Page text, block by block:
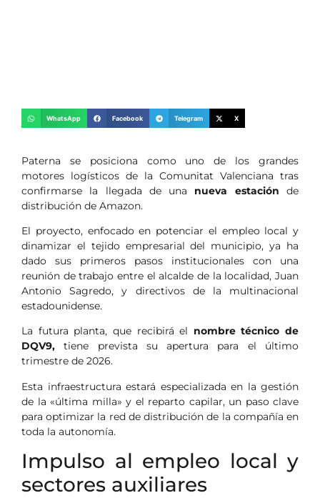
WhatsApp Facebook Telegram X
Paterna se posiciona como uno de los grandes
motores logísticos de la Comunitat Valenciana tras
confirmarse la llegada de una nueva estación de
distribución de Amazon.
El proyecto, enfocado en potenciar el empleo local y
dinamizar el tejido empresarial del municipio, ya ha
dado sus primeros pasos institucionales con una
reunión de trabajo entre el alcalde de la localidad, Juan
Antonio Sagredo, y directivos de la multinacional
estadounidense.
La futura planta, que recibirá el nombre técnico de
DQV9, tiene prevista su apertura para el último
trimestre de 2026.
Esta infraestructura estará especializada en la gestión
de la «última milla» y el reparto capilar, un paso clave
para optimizar la red de distribución de la compañía en
toda la autonomía.
Impulso al empleo local y
sectores auxiliares